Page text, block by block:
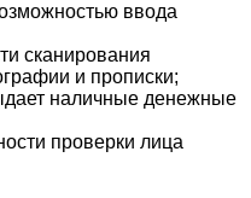
ввода
сканирования
и прописки;
наличные денежные
проверки лица